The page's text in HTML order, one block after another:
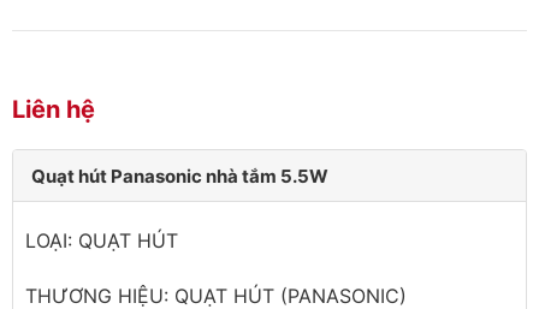
Liên hệ
Quạt hút Panasonic nhà tắm 5.5W
LOẠI: QUẠT HÚT
THƯƠNG HIỆU: QUẠT HÚT (PANASONIC)